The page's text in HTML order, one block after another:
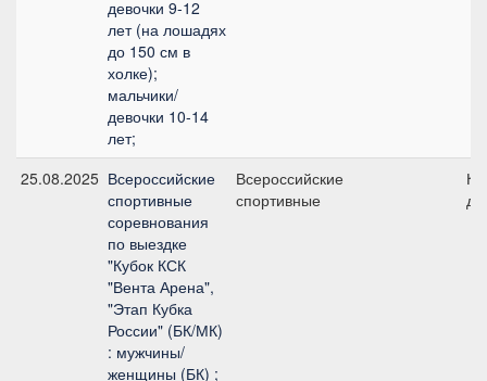
девочки 9-12
лет (на лошадях
до 150 см в
холке);
мальчики/
девочки 10-14
лет;
25.08.2025 Всероссийские
спортивные
соревнования
по выездке
"Кубок КСК
"Вента Арена",
"Этап Кубка
России" (БК/МК)
: мужчины/
женщины (БК) ;
Всероссийские
спортивные